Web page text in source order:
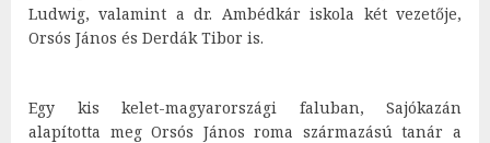
Ludwig, valamint a dr. Ambédkár iskola két vezetője,
Orsós János és Derdák Tibor is.
Egy kis kelet-magyarországi faluban, Sajókazán
alapította meg Orsós János roma származású tanár a